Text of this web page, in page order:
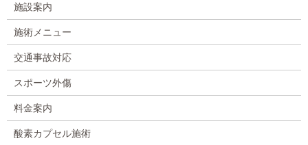
施設案内
施術メニュー
交通事故対応
スポーツ外傷
料金案内
酸素カプセル施術